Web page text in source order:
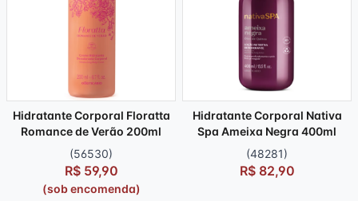
Hidratante Corporal Floratta
Romance de Verão 200ml
(56530)
R$ 59,90
(sob encomenda)
Hidratante Corporal Nativa
Spa Ameixa Negra 400ml
(48281)
R$ 82,90